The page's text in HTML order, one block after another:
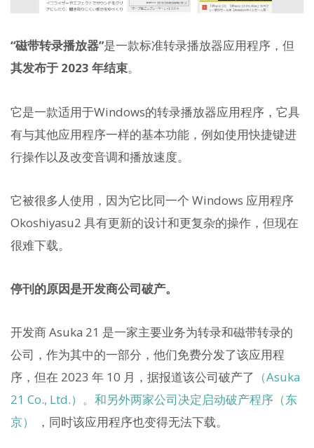
“磁带转录播放器”是一款标准转录播放器应用程序，但
其发布于 2023 年结束。
它是一款适用于Windows的转录播放器应用程序，它具
有与其他应用程序一样的基本功能，例如使用快捷键进
行操作以及改变音调和播放速度。
它被很多人使用，因为它比同一个 Windows 应用程序
Okoshiyasu2 具有更新的设计和更复杂的操作，但现在
很难下载。
停刊的原因是开发商公司破产。
开发商 Asuka 21 是一家主要业务为转录和磁带转录的
公司，作为其中的一部分，他们免费分发了该应用程
序，但在 2023 年 10 月，据报道该公司破产了 （Asuka
21 Co., Ltd.）。和另外两家公司决定启动破产程序（东
京）
，同时该应用程序也变得无法下载。